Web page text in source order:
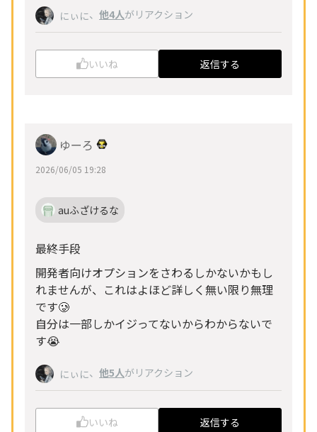
にぃに、 他4人がリアクション
いいね 返信する
ゆーろ
2026/06/05 19:28
auふざけるな
最終手段
開発者向けオプションをさわるしかないかもし
れませんが、これはよほど詳しく無い限り無理
です🥲
自分は一部しかイジってないからわからないで
す😭
にぃに、 他5人がリアクション
いいね 返信する